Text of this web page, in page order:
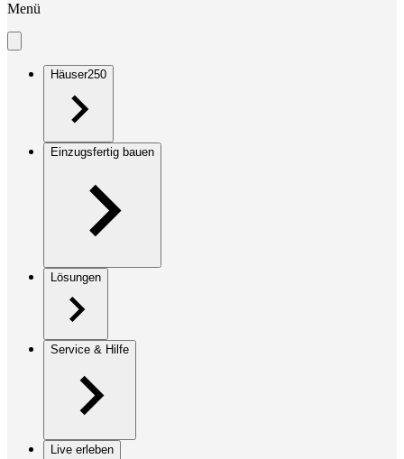
Menü
Häuser250
Einzugsfertig bauen
Lösungen
Service & Hilfe
Live erleben